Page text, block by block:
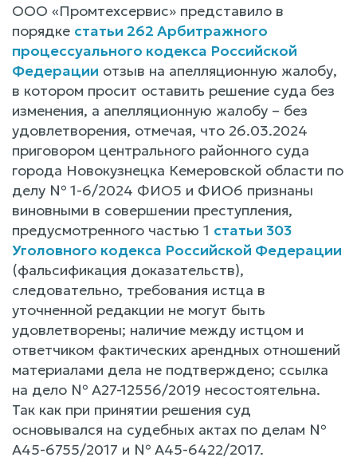
ООО «Промтехсервис» представило в
порядке статьи 262 Арбитражного
процессуального кодекса Российской
Федерации отзыв на апелляционную жалобу,
в котором просит оставить решение суда без
изменения, а апелляционную жалобу – без
удовлетворения, отмечая, что 26.03.2024
приговором центрального районного суда
города Новокузнецка Кемеровской области по
делу № 1-6/2024 ФИО5 и ФИО6 признаны
виновными в совершении преступления,
предусмотренного частью 1 статьи 303
Уголовного кодекса Российской Федерации
(фальсификация доказательств),
следовательно, требования истца в
уточненной редакции не могут быть
удовлетворены; наличие между истцом и
ответчиком фактических арендных отношений
материалами дела не подтверждено; ссылка
на дело № А27-12556/2019 несостоятельна.
Так как при принятии решения суд
основывался на судебных актах по делам №
А45-6755/2017 и № А45-6422/2017.